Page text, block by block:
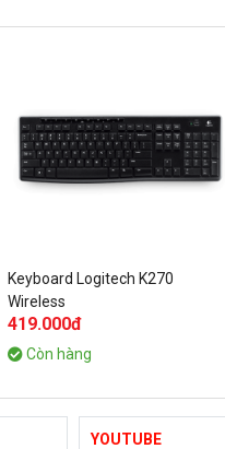
Keyboard Logitech K270
Wireless
419.000đ
Còn hàng
YOUTUBE